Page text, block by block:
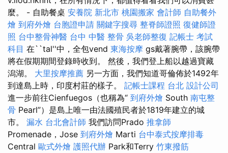
麼。 - 自助餐桌 安養院 新北市 桃園搬家 會計師 自助餐外
燴 到府外燴 台胞證申請 關鍵字搜尋 整脊師證照 復健師證
照 台中整骨神醫 台中 中醫 整骨 吳老師整復 記帳士 考試
科目 在``tal''中，全包vend 東海按摩 gs戴著腕帶，該腕帶
將在假期期間登錄時收到。 然後，我們登上船以越過寶藏
潟湖。 大里按摩推薦 另一方面，我們知道哥倫佈於1492年
到達島上時，印度村莊的樣子。 記帳士課程 台北 設計公司
進一步前往Cienfuegos（也稱為“ 到府外燴 South 南屯整
骨 Pearl”）是島上唯一由法國殖民者於1819年建立的城
市。 漏水 台北會計師 我們訪問Prado 推拿師
Promenade，Jose 到府外燴 Marti 台中泰式按摩排毒
Central 歐式外燴 護照代辦 Park和Terry 竹東撥筋